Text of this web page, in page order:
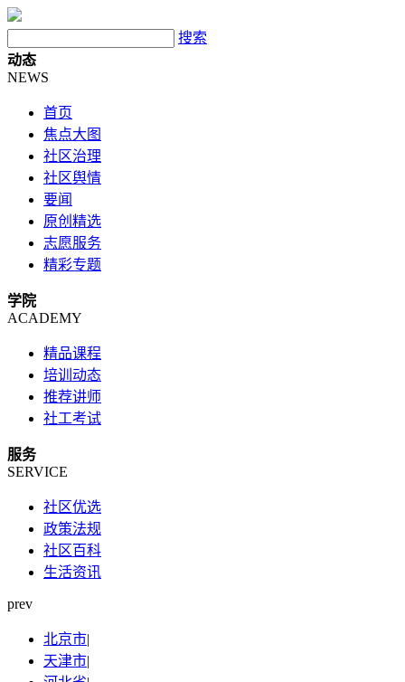
搜索
动态
NEWS
首页
焦点大图
社区治理
社区舆情
要闻
原创精选
志愿服务
精彩专题
学院
ACADEMY
精品课程
培训动态
推荐讲师
社工考试
服务
SERVICE
社区优选
政策法规
社区百科
生活资讯
prev
北京市|
天津市|